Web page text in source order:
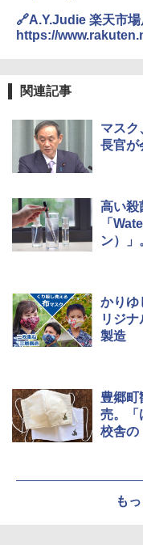
94
サ
r
熊
【
秒
付
関
防
🔗A.Y.Judie 楽天市場
https://
関連記事
マスク
長官が
高い殺
「
ン）
かりゆ
リジ
製造
豊郷町
売。「
校舎の
も